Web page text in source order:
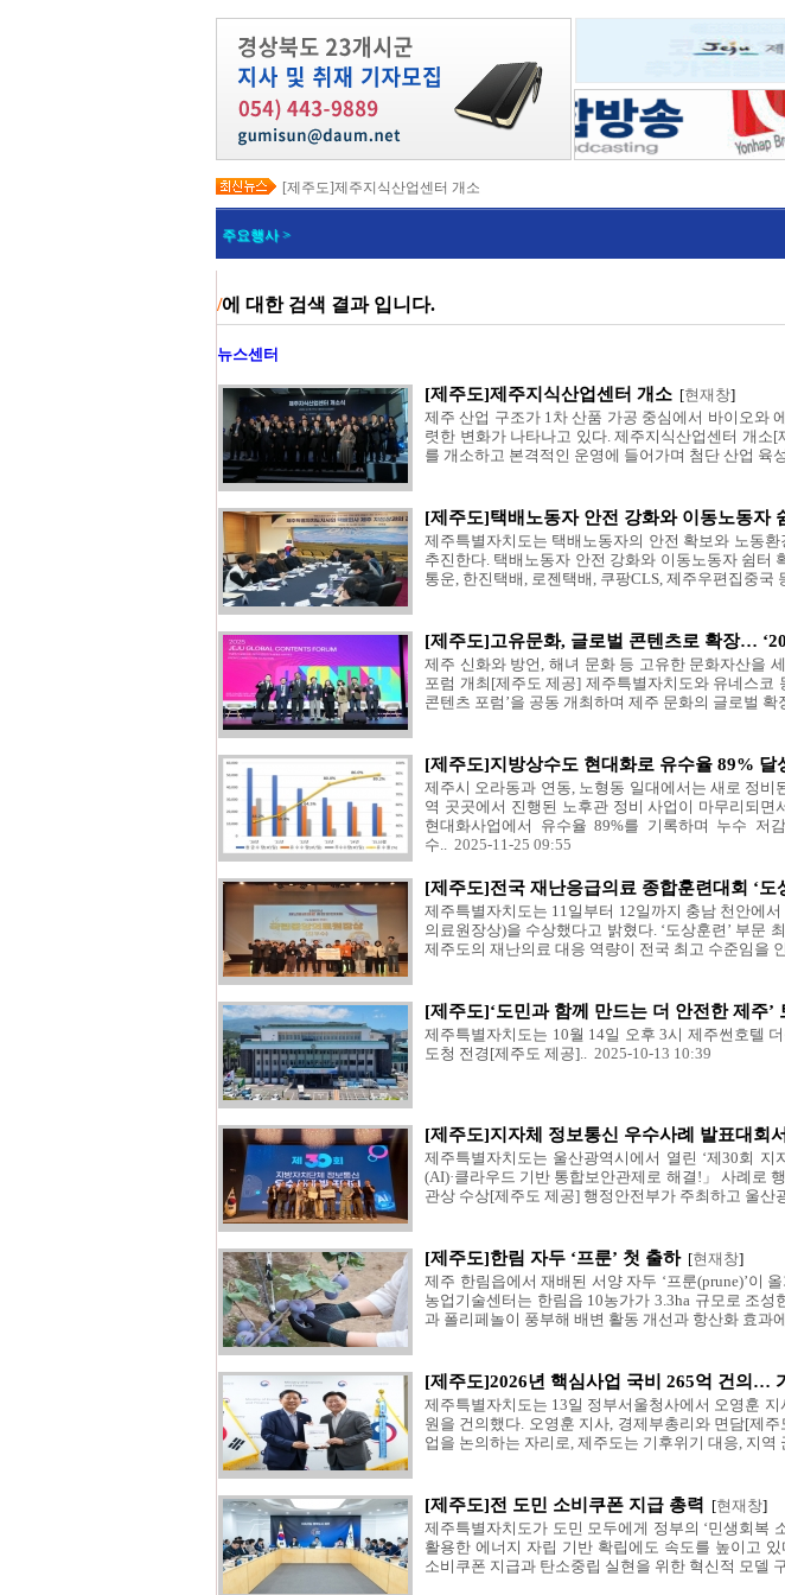
[제주도]제주지식산업센터 개소
[제주도]택배노동자 안전 강화와 이동노동자 쉼터 확충 추진
[제주도]지방상수도 현대화로 유수율 89% 달성…누수 저감 전국 1위
[제주도]전국 재난응급의료 종합훈련대회 ‘도상훈련’ 부문 최우수상 수상
[제주도]지자체 정보통신 우수사례 발표대회서 행안부 장관상 수상
[제주도]한림 자두 ‘프룬’ 첫 출하
[제주도]2026년 핵심사업 국비 265억 건의… 가파도 탄소중립·BRT·스마트가공
주요행사 >
/에 대한 검색 결과 입니다.
뉴스센터
[제주도]제주지식산업센터 개소 [현재창]
제주 산업 구조가 1차 산품 가공 중심에서 바이오와
렷한 변화가 나타나고 있다. 제주지식산업센터 개소
를 개소하고 본격적인 운영에 들어가며 첨단 산업 육
[제주도]택배노동자 안전 강화와 이동노동자
제주특별자치도는 택배노동자의 안전 확보와 노동
추진한다. 택배노동자 안전 강화와 이동노동자 쉼터
통운, 한진택배, 로젠택배, 쿠팡CLS, 제주우편집중
[제주도]고유문화, 글로벌 콘텐츠로 확장…
제주 신화와 방언, 해녀 문화 등 고유한 문화자산을
포럼 개최[제주도 제공] 제주특별자치도와 유네스코
콘텐츠 포럼’을 공동 개최하며 제주 문화의 글로벌
[제주도]지방상수도 현대화로 유수율 89%
제주시 오라동과 연동, 노형동 일대에서는 새로 정
역 곳곳에서 진행된 노후관 정비 사업이 마무리되
현대화사업에서 유수율 89%를 기록하며 누수 저
수.. 2025-11-25 09:55
[제주도]전국 재난응급의료 종합훈련대회 ‘도
제주특별자치도는 11일부터 12일까지 충남 천안에
의료원장상)을 수상했다고 밝혔다. ‘도상훈련’ 부문
제주도의 재난의료 대응 역량이 전국 최고 수준임을
[제주도]‘도민과 함께 만드는 더 안전한 제주’
제주특별자치도는 10월 14일 오후 3시 제주썬호텔
도청 전경[제주도 제공].. 2025-10-13 10:39
[제주도]지자체 정보통신 우수사례 발표대회
제주특별자치도는 울산광역시에서 열린 ‘제30회
(AI)·클라우드 기반 통합보안관제로 해결!」 사례로
관상 수상[제주도 제공] 행정안전부가 주최하고 울
[제주도]한림 자두 ‘프룬’ 첫 출하[현재창]
제주 한림읍에서 재배된 서양 자두 ‘프룬(prune)’이
농업기술센터는 한림읍 10농가가 3.3ha 규모로 조
과 폴리페놀이 풍부해 배변 활동 개선과 항산화 효과
[제주도]2026년 핵심사업 국비 265억 건의…
제주특별자치도는 13일 정부서울청사에서 오영훈
원을 건의했다. 오영훈 지사, 경제부총리와 면담[제
업을 논의하는 자리로, 제주도는 기후위기 대응, 지
[제주도]전 도민 소비쿠폰 지급 총력 [현재창]
제주특별자치도가 도민 모두에게 정부의 ‘민생회복
활용한 에너지 자립 기반 확립에도 속도를 높이고
소비쿠폰 지급과 탄소중립 실현을 위한 혁신적 모델